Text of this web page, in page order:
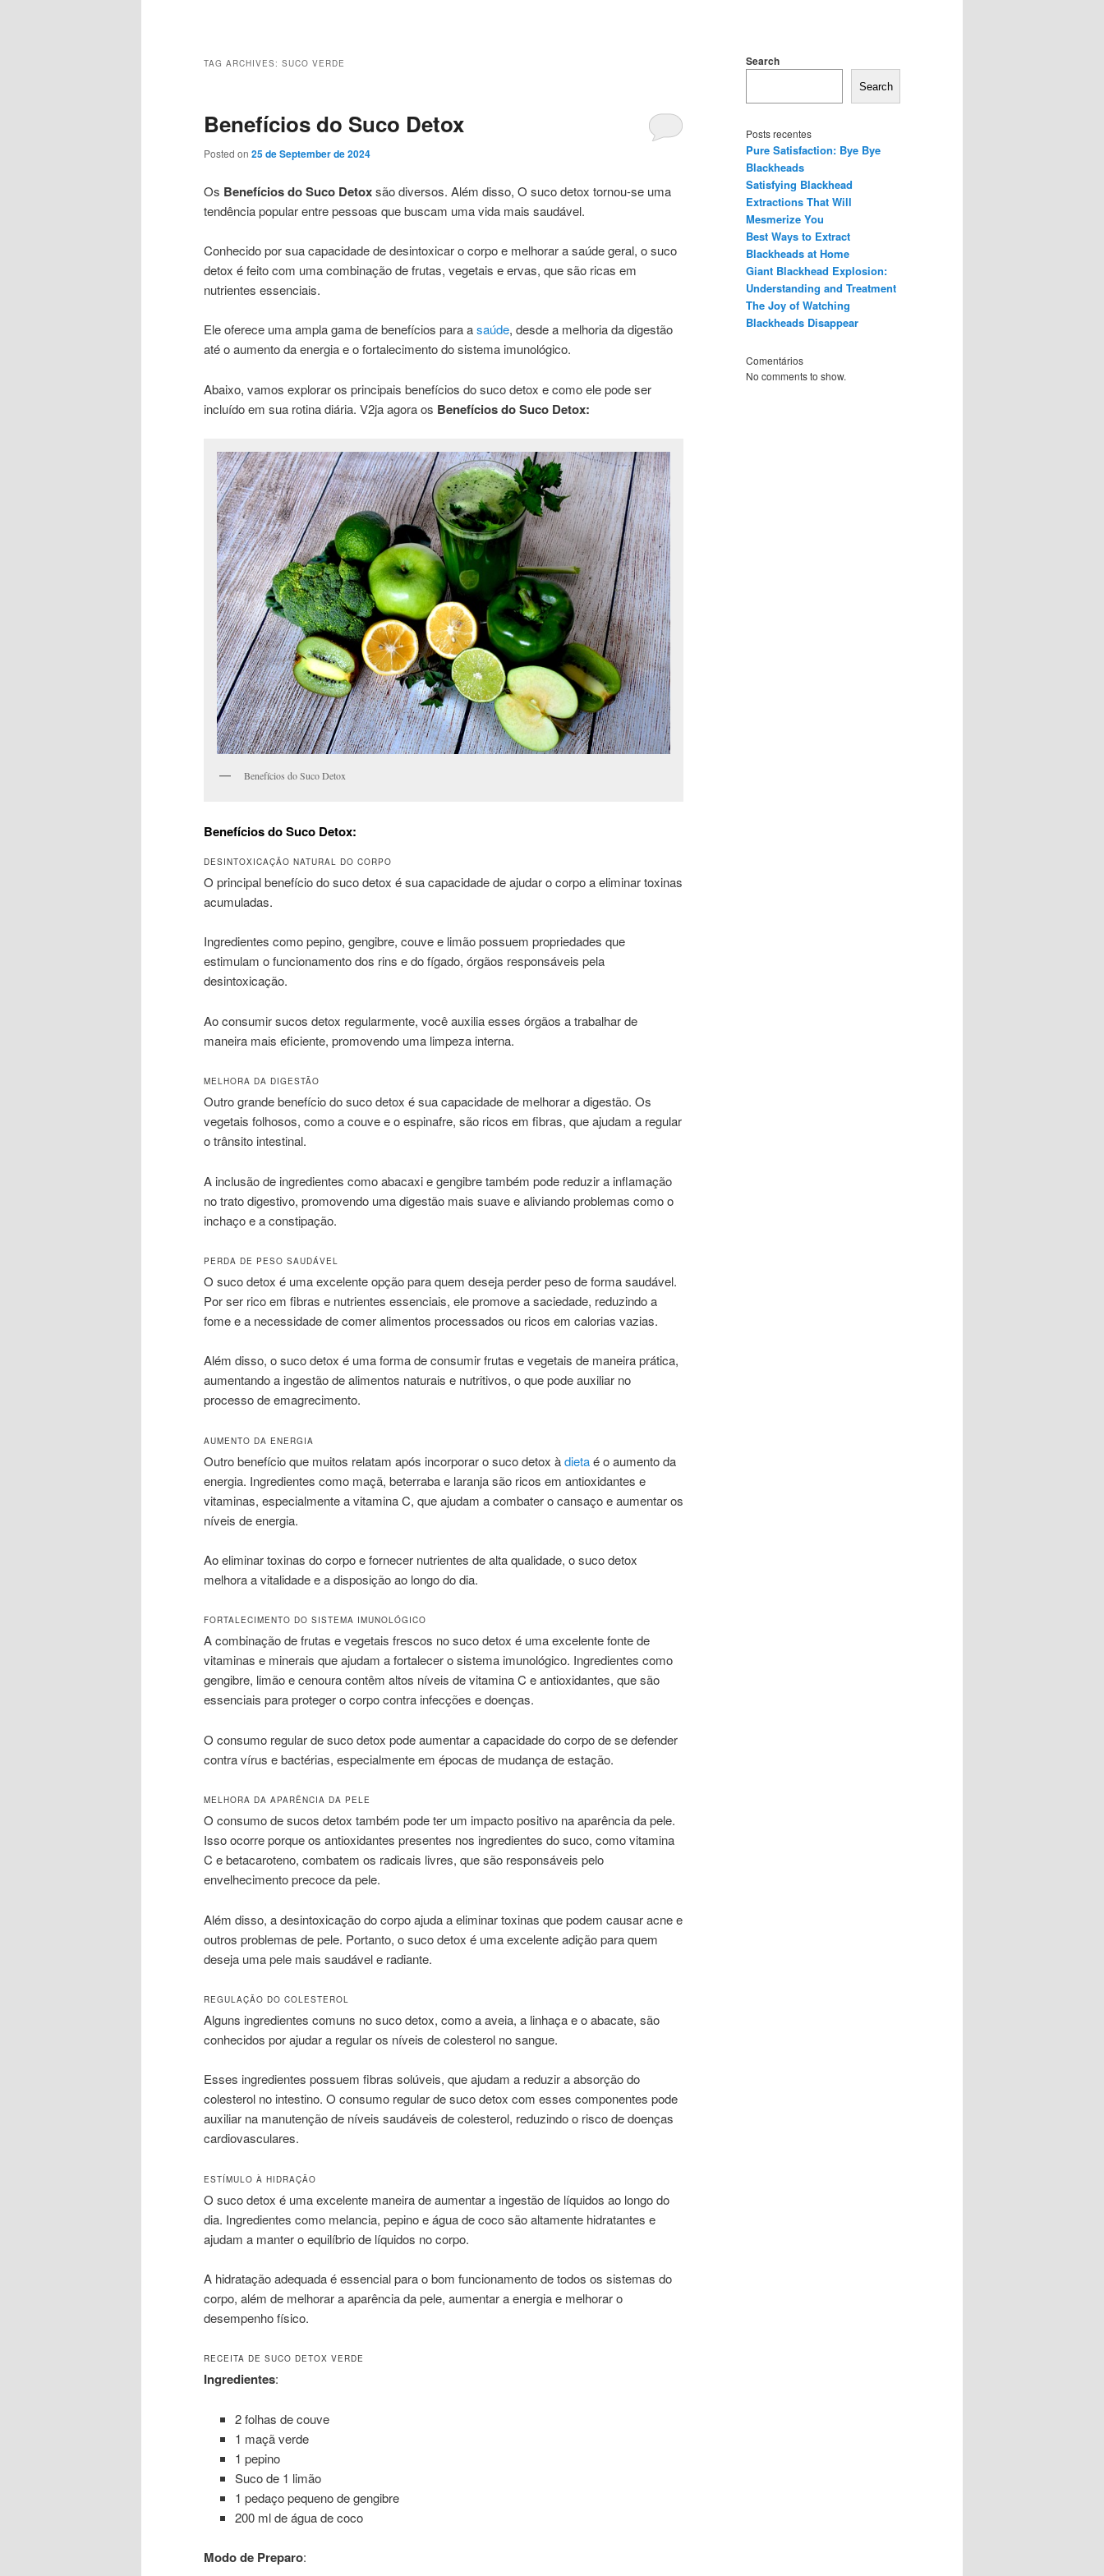
TAG ARCHIVES: SUCO VERDE
Benefícios do Suco Detox
Posted on 25 de September de 2024
Os Benefícios do Suco Detoxsão diversos. Além disso, O suco detox tornou-se uma
tendência popular entre pessoas que buscam uma vida mais saudável.
Conhecido por sua capacidade de desintoxicar o corpo e melhorar a saúde geral, o suco
detox é feito com uma combinação de frutas, vegetais e ervas, que são ricas em
nutrientes essenciais.
Ele oferece uma ampla gama de benefícios para asaúde, desde a melhoria da digestão
até o aumento da energia e o fortalecimento do sistema imunológico.
Abaixo, vamos explorar os principais benefícios do suco detox e como ele pode ser
incluído em sua rotina diária. V2ja agora os Benefícios do Suco Detox:
Benefícios do Suco Detox
Benefícios do Suco Detox:
DESINTOXICAÇÃO NATURAL DO CORPO
O principal benefício do suco detox é sua capacidade de ajudar o corpo a eliminar toxinas
acumuladas.
Ingredientes como pepino, gengibre, couve e limão possuem propriedades que
estimulam o funcionamento dos rins e do fígado, órgãos responsáveis pela
desintoxicação.
Ao consumir sucos detox regularmente, você auxilia esses órgãos a trabalhar de
maneira mais eficiente, promovendo uma limpeza interna.
MELHORA DA DIGESTÃO
Outro grande benefício do suco detox é sua capacidade de melhorar a digestão. Os
vegetais folhosos, como a couve e o espinafre, são ricos em fibras, que ajudam a regular
o trânsito intestinal.
A inclusão de ingredientes como abacaxi e gengibre também pode reduzir a inflamação
no trato digestivo, promovendo uma digestão mais suave e aliviando problemas como o
inchaço e a constipação.
PERDA DE PESO SAUDÁVEL
O suco detox é uma excelente opção para quem deseja perder peso de forma saudável.
Por ser rico em fibras e nutrientes essenciais, ele promove a saciedade, reduzindo a
fome e a necessidade de comer alimentos processados ou ricos em calorias vazias.
Além disso, o suco detox é uma forma de consumir frutas e vegetais de maneira prática,
aumentando a ingestão de alimentos naturais e nutritivos, o que pode auxiliar no
processo de emagrecimento.
AUMENTO DA ENERGIA
Outro benefício que muitos relatam após incorporar o suco detox àdietaé o aumento da
energia. Ingredientes como maçã, beterraba e laranja são ricos em antioxidantes e
vitaminas, especialmente a vitamina C, que ajudam a combater o cansaço e aumentar os
níveis de energia.
Ao eliminar toxinas do corpo e fornecer nutrientes de alta qualidade, o suco detox
melhora a vitalidade e a disposição ao longo do dia.
FORTALECIMENTO DO SISTEMA IMUNOLÓGICO
A combinação de frutas e vegetais frescos no suco detox é uma excelente fonte de
vitaminas e minerais que ajudam a fortalecer o sistema imunológico. Ingredientes como
gengibre, limão e cenoura contêm altos níveis de vitamina C e antioxidantes, que são
essenciais para proteger o corpo contra infecções e doenças.
O consumo regular de suco detox pode aumentar a capacidade do corpo de se defender
contra vírus e bactérias, especialmente em épocas de mudança de estação.
MELHORA DA APARÊNCIA DA PELE
O consumo de sucos detox também pode ter um impacto positivo na aparência da pele.
Isso ocorre porque os antioxidantes presentes nos ingredientes do suco, como vitamina
C e betacaroteno, combatem os radicais livres, que são responsáveis pelo
envelhecimento precoce da pele.
Além disso, a desintoxicação do corpo ajuda a eliminar toxinas que podem causar acne e
outros problemas de pele. Portanto, o suco detox é uma excelente adição para quem
deseja uma pele mais saudável e radiante.
REGULAÇÃO DO COLESTEROL
Alguns ingredientes comuns no suco detox, como a aveia, a linhaça e o abacate, são
conhecidos por ajudar a regular os níveis de colesterol no sangue.
Esses ingredientes possuem fibras solúveis, que ajudam a reduzir a absorção do
colesterol no intestino. O consumo regular de suco detox com esses componentes pode
auxiliar na manutenção de níveis saudáveis de colesterol, reduzindo o risco de doenças
cardiovasculares.
ESTÍMULO À HIDRAÇÃO
O suco detox é uma excelente maneira de aumentar a ingestão de líquidos ao longo do
dia. Ingredientes como melancia, pepino e água de coco são altamente hidratantes e
ajudam a manter o equilíbrio de líquidos no corpo.
A hidratação adequada é essencial para o bom funcionamento de todos os sistemas do
corpo, além de melhorar a aparência da pele, aumentar a energia e melhorar o
desempenho físico.
RECEITA DE SUCO DETOX VERDE
Ingredientes:
2 folhas de couve
1 maçã verde
1 pepino
Suco de 1 limão
1 pedaço pequeno de gengibre
200 ml de água de coco
Modo de Preparo:
Search
Search
Posts recentes
Pure Satisfaction: Bye Bye
Blackheads
Satisfying Blackhead
Extractions That Will
Mesmerize You
Best Ways to Extract
Blackheads at Home
Giant Blackhead Explosion:
Understanding and Treatment
The Joy of Watching
Blackheads Disappear
Comentários
No comments to show.